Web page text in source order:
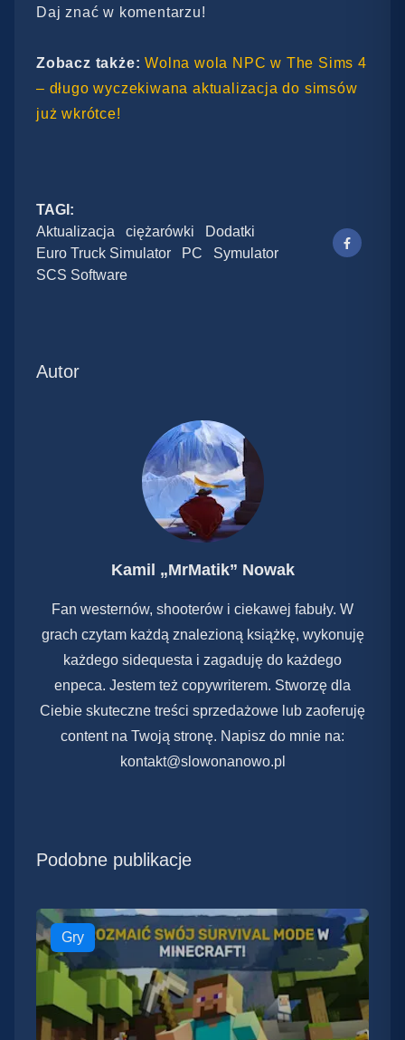
Daj znać w komentarzu!
Zobacz także:Wolna wola NPC w The Sims 4
– długo wyczekiwana aktualizacja do simsów
już wkrótce!
TAGI:
Aktualizacja
ciężarówki
Dodatki
Euro Truck Simulator
PC
Symulator
SCS Software
Autor
Kamil „MrMatik” Nowak
Fan westernów, shooterów i ciekawej fabuły. W
grach czytam każdą znalezioną książkę, wykonuję
każdego sidequesta i zagaduję do każdego
enpeca. Jestem też copywriterem. Stworzę dla
Ciebie skuteczne treści sprzedażowe lub zaoferuję
content na Twoją stronę. Napisz do mnie na:
kontakt@slowonanowo.pl
Podobne publikacje
Gry